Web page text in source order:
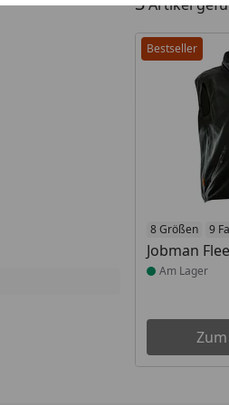
Artikel
Bestseller
8 Größen 9
Jobman
Produkt am
Am Lager